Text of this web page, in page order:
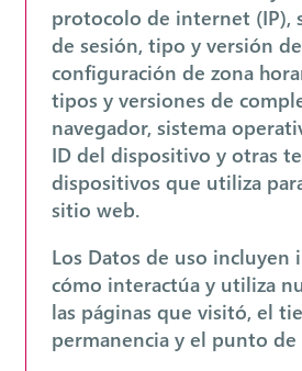
protocolo de internet (IP),
de sesión, tipo y versión
configuración de zona
tipos y versiones de
navegador, sistema
ID del dispositivo y otras
dispositivos que utiliza
sitio web.
Los Datos de uso incluyen
cómo interactúa y utiliza
las páginas que visitó, el
permanencia y el punto de